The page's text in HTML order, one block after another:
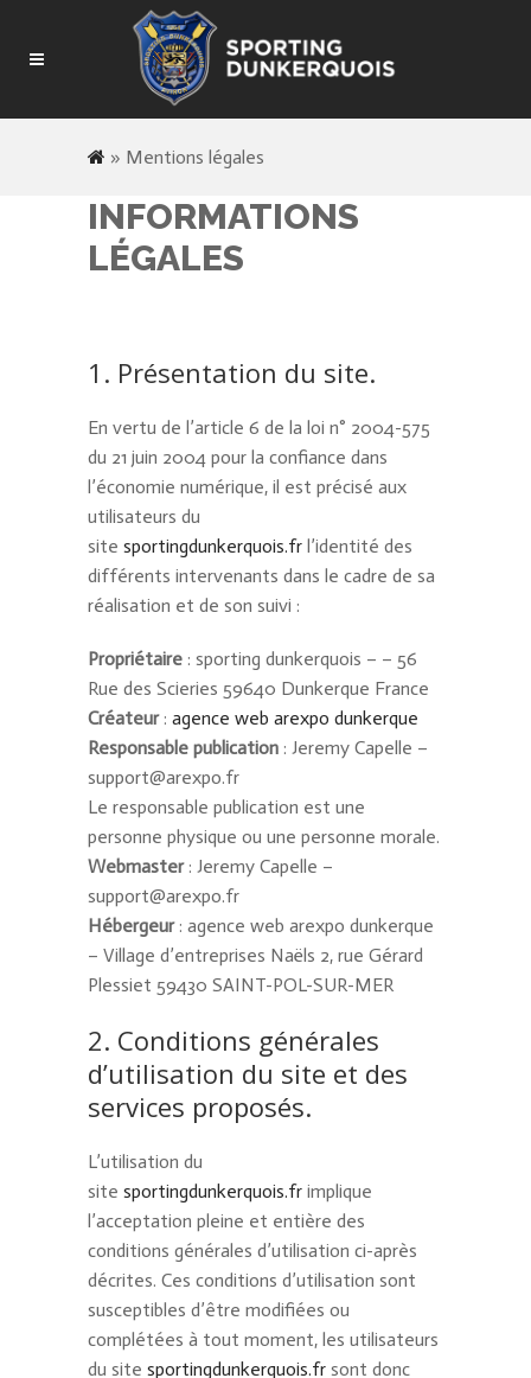
» Mentions légales
INFORMATIONS
LÉGALES
1. Présentation du site.
En vertu de l’article 6 de la loi n° 2004-575
du 21 juin 2004 pour la confiance dans
l’économie numérique, il est précisé aux
utilisateurs du
site sportingdunkerquois.fr l’identité des
différents intervenants dans le cadre de sa
réalisation et de son suivi :
Propriétaire : sporting dunkerquois – – 56
Rue des Scieries 59640 Dunkerque France
Créateur: agence web arexpo dunkerque
Responsable publication : Jeremy Capelle –
support@arexpo.fr
Le responsable publication est une
personne physique ou une personne morale.
Webmaster: Jeremy Capelle –
support@arexpo.fr
Hébergeur: agence web arexpo dunkerque
– Village d’entreprises Naëls 2, rue Gérard
Plessiet 59430 SAINT-POL-SUR-MER
2. Conditions générales
d’utilisation du site et des
services proposés.
L’utilisation du
site sportingdunkerquois.fr implique
l’acceptation pleine et entière des
conditions générales d’utilisation ci-après
décrites. Ces conditions d’utilisation sont
susceptibles d’être modifiées ou
complétées à tout moment, les utilisateurs
du site sportingdunkerquois.fr sont donc